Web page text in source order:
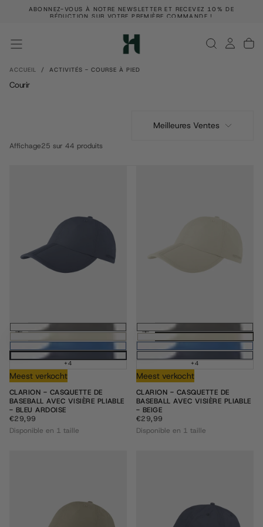
PASSERABONNEZ-VOUS À NOTRE NEWSLETTER ET RECEVEZ 10% DE
RÉDUCTION SUR VOTRE PREMIÈRE COMMANDE !
ACCUEIL / ACTIVITÉS - COURSE À PIED
Courir
Meilleures Ventes
Affichage25 sur 44 produits
Ajouter au panier
+4
Meest verkocht
CLARION - CASQUETTE DE
BASEBALL AVEC VISIÈRE PLIABLE
- BLEU ARDOISE
€29,99
PRIX
RÉGULIER
€29,99
Disponible en 1 taille
Ajouter au
+4
Meest verkocht
CLARION - CASQUETTE DE
BASEBALL AVEC VISIÈRE PLIABLE
- BEIGE
€29,99
PRIX
RÉGULIER
€29,99
Disponible en 1 taille